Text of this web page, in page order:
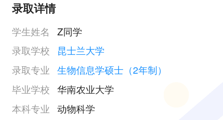
录取详情
学生姓名
Z同学
录取学校
昆士兰大学
录取专业 生物信息学硕士（2年制）
毕业学校 华南农业大学
本科专业 动物科学